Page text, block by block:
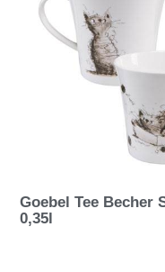
Goebel Tee Becher
0,35l